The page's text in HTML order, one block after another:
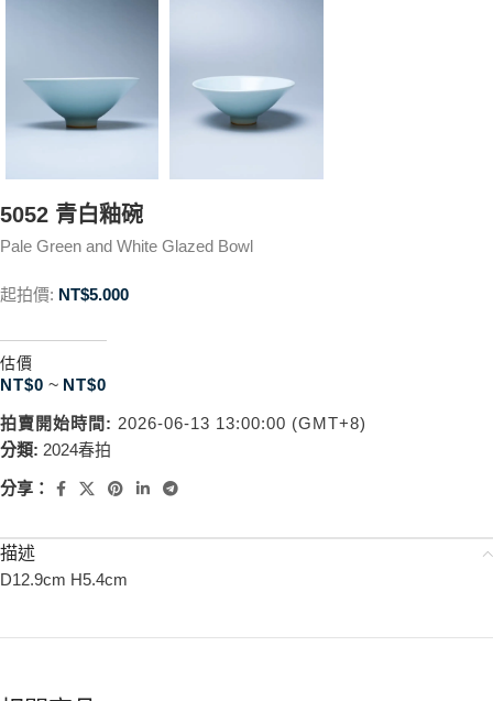
5052 青白釉碗
Pale Green and White Glazed Bowl
起拍價: NT$5.000
估價
NT$0 ~ NT$0
拍賣開始時間: 2026-06-13 13:00:00 (GMT+8)
分類: 2024春拍
分享：
描述
D12.9cm H5.4cm